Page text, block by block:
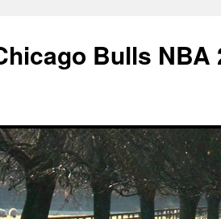
Bulls NBA